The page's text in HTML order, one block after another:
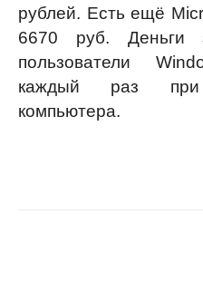
рублей. Есть ещё
6670 руб. Деньги
пользователи
каждый раз при
компьютера.